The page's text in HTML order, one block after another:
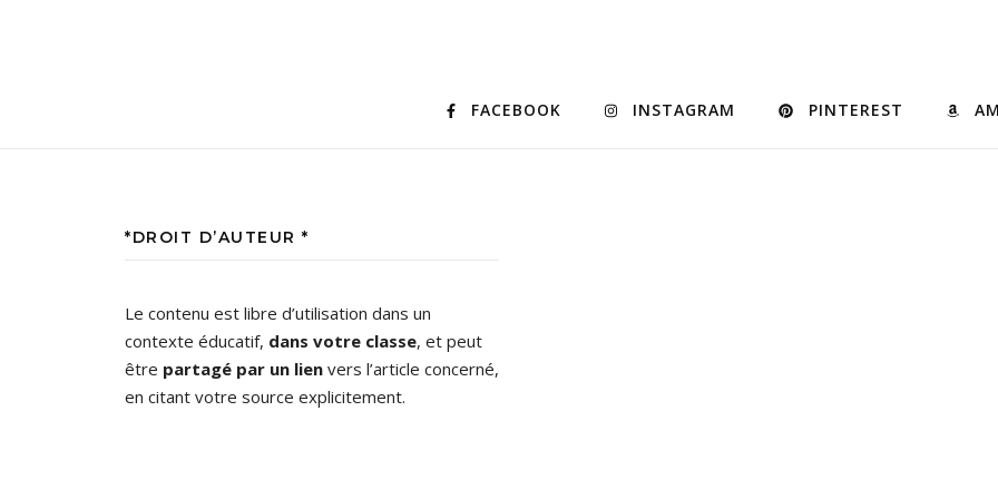
FACEBOOK INSTAGRAM PINTEREST
*DROIT D’AUTEUR *
Le contenu est libre d’utilisation dans un
contexte éducatif, dans votre classe, et peut
être partagé par un lien vers l’article concerné,
en citant votre source explicitement.